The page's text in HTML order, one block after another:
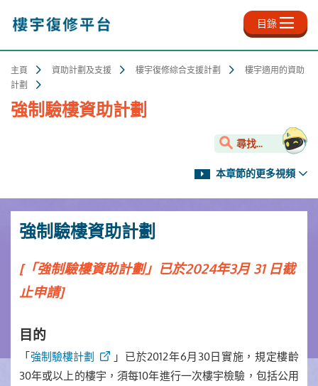
內
目錄
主頁 資助計劃及支援 樓宇復修綜合支援計劃
樓宇適用的資助
計劃
強制驗樓資助計劃
尋找...
本章節的更多視頻
強制驗樓資助計劃
[「強制驗樓資助計劃」已於2024年3月 31 日截
止申請]
目的
「強制驗樓計劃
」已於2012年6月30日實施，規定樓齡
30年或以上的樓宇，須每10年進行一次樓宇檢驗，包括公用